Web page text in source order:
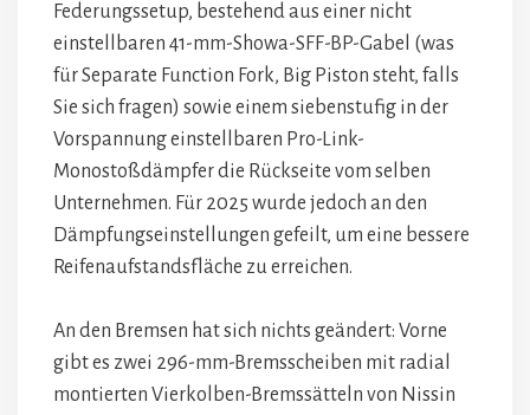
Federungssetup, bestehend aus einer nicht
einstellbaren 41-mm-Showa-SFF-BP-Gabel (was
für Separate Function Fork, Big Piston steht, falls
Sie sich fragen) sowie einem siebenstufig in der
Vorspannung einstellbaren Pro-Link-
Monostoßdämpfer die Rückseite vom selben
Unternehmen. Für 2025 wurde jedoch an den
Dämpfungseinstellungen gefeilt, um eine bessere
Reifenaufstandsfläche zu erreichen.
An den Bremsen hat sich nichts geändert: Vorne
gibt es zwei 296-mm-Bremsscheiben mit radial
montierten Vierkolben-Bremssätteln von Nissin